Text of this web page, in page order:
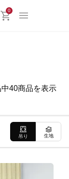
0
40商品を表示
吊り 生地